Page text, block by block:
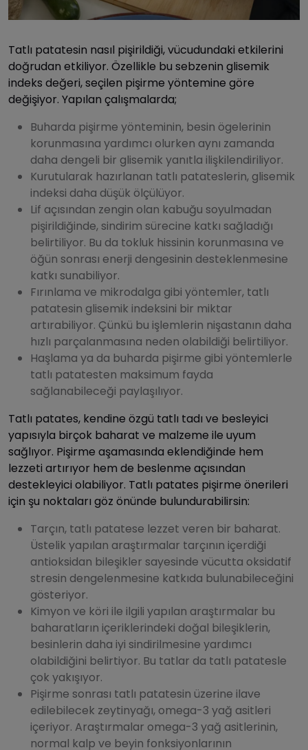
Tatlı patatesin nasıl pişirildiği, vücudundaki etkilerini
doğrudan etkiliyor. Özellikle bu sebzenin glisemik
indeks değeri, seçilen pişirme yöntemine göre
değişiyor. Yapılan çalışmalarda;
Buharda pişirme yönteminin, besin ögelerinin
korunmasına yardımcı olurken aynı zamanda
daha dengeli bir glisemik yanıtla ilişkilendiriliyor.
Kurutularak hazırlanan tatlı patateslerin, glisemik
indeksi daha düşük ölçülüyor.
Lif açısından zengin olan kabuğu soyulmadan
pişirildiğinde, sindirim sürecine katkı sağladığı
belirtiliyor. Bu da tokluk hissinin korunmasına ve
öğün sonrası enerji dengesinin desteklenmesine
katkı sunabiliyor.
Fırınlama ve mikrodalga gibi yöntemler, tatlı
patatesin glisemik indeksini bir miktar
artırabiliyor. Çünkü bu işlemlerin nişastanın daha
hızlı parçalanmasına neden olabildiği belirtiliyor.
Haşlama ya da buharda pişirme gibi yöntemlerle
tatlı patatesten maksimum fayda
sağlanabileceği paylaşılıyor.
Tatlı patates, kendine özgü tatlı tadı ve besleyici
yapısıyla birçok baharat ve malzeme ile uyum
sağlıyor. Pişirme aşamasında eklendiğinde hem
lezzeti artırıyor hem de beslenme açısından
destekleyici olabiliyor. Tatlı patates pişirme önerileri
için şu noktaları göz önünde bulundurabilirsin:
Tarçın, tatlı patatese lezzet veren bir baharat.
Üstelik yapılan araştırmalar tarçının içerdiği
antioksidan bileşikler sayesinde vücutta oksidatif
stresin dengelenmesine katkıda bulunabileceğini
gösteriyor.
Kimyon ve köri ile ilgili yapılan araştırmalar bu
baharatların içeriklerindeki doğal bileşiklerin,
besinlerin daha iyi sindirilmesine yardımcı
olabildiğini belirtiyor. Bu tatlar da tatlı patatesle
çok yakışıyor.
Pişirme sonrası tatlı patatesin üzerine ilave
edilebilecek zeytinyağı, omega-3 yağ asitleri
içeriyor. Araştırmalar omega-3 yağ asitlerinin,
normal kalp ve beyin fonksiyonlarının